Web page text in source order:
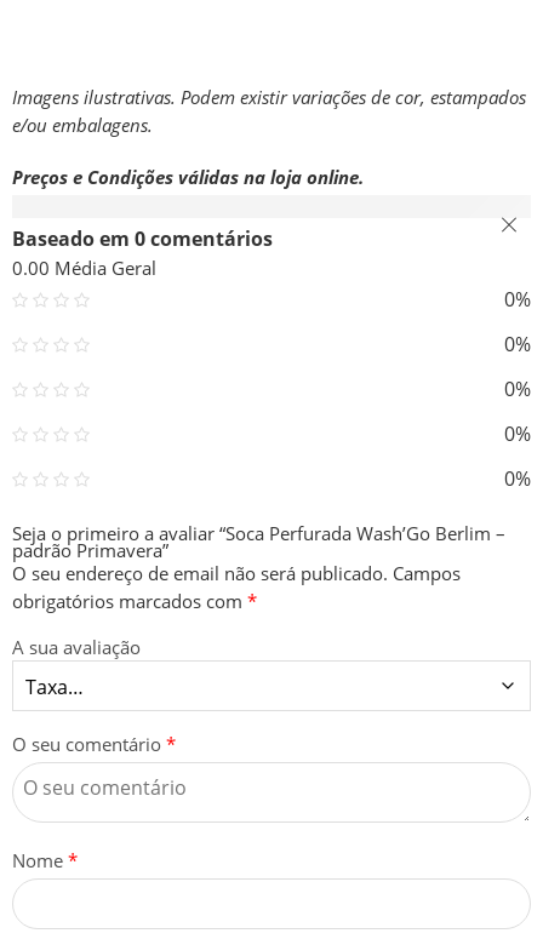
Imagens ilustrativas. Podem existir variações de cor, estampados
e/ou embalagens.
Preços e Condições válidas na loja online.
Baseado em 0 comentários
0.00 Média Geral
0%
0%
0%
0%
0%
Seja o primeiro a avaliar “Soca Perfurada Wash’Go Berlim –
padrão Primavera”
O seu endereço de email não será publicado. Campos
obrigatórios marcados com *
A sua avaliação
O seu comentário *
Nome *